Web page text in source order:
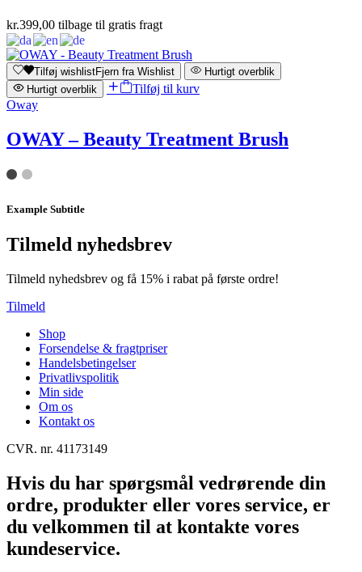
kr.399,00 tilbage til gratis fragt
Tilføj wishlistFjern fra Wishlist
Hurtigt overblik
Hurtigt overblik
Tilføj til kurv
Oway
OWAY – Beauty Treatment Brush
Example Subtitle
Tilmeld nyhedsbrev
Tilmeld nyhedsbrev og få 15% i rabat på første ordre!
Tilmeld
Shop
Forsendelse & fragtpriser
Handelsbetingelser
Privatlivspolitik
Min side
Om os
Kontakt os
CVR. nr. 41173149
Hvis du har spørgsmål vedrørende din
ordre, produkter eller vores service, er
du velkommen til at kontakte vores
kundeservice.